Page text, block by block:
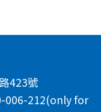
423號
006-212(only for